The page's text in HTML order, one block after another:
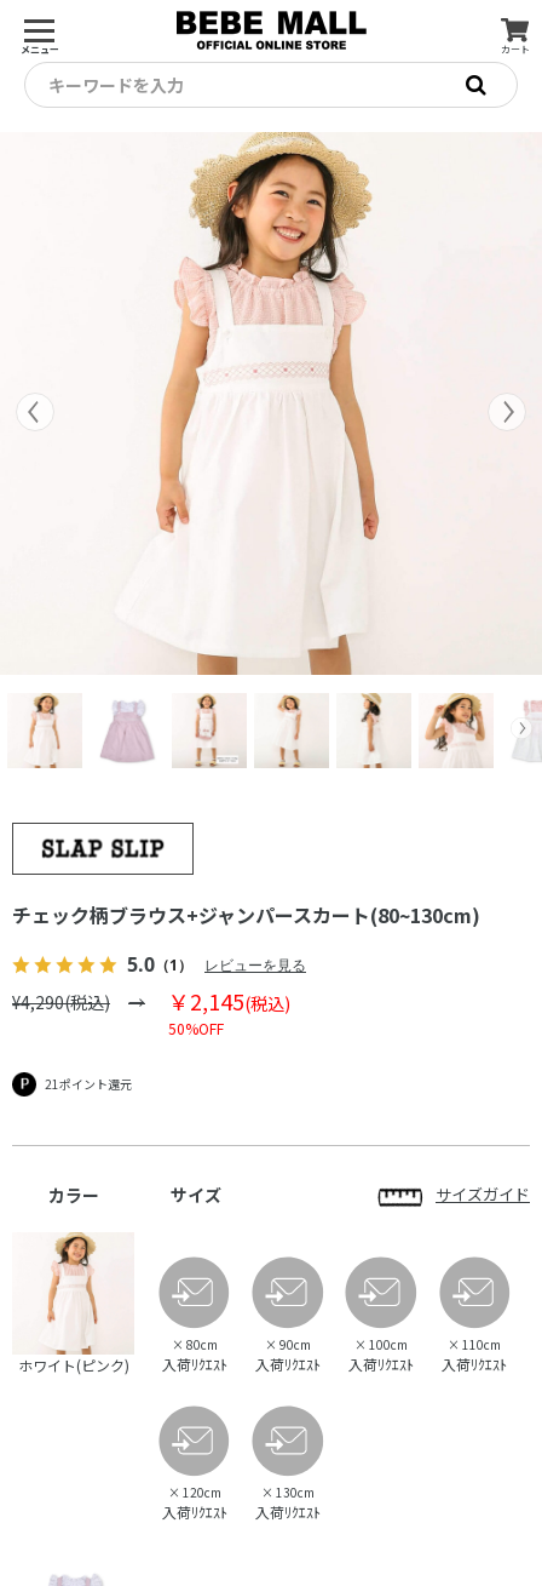
メニュー カート
キーワードを入力
チェック柄ブラウス+ジャンパースカート(80~130cm)
5.0 （1） レビューを見る
¥4,290(税込) ￥2,145(税込)
50%OFF
21ポイント還元
カラー サイズ サイズガイド
ホワイト(ピンク)
× 80cm
入荷ﾘｸｴｽﾄ
× 90cm
入荷ﾘｸｴｽﾄ
× 100cm
入荷ﾘｸｴｽﾄ
× 110cm
入荷ﾘｸｴｽﾄ
× 120cm
入荷ﾘｸｴｽﾄ
× 130cm
入荷ﾘｸｴｽﾄ